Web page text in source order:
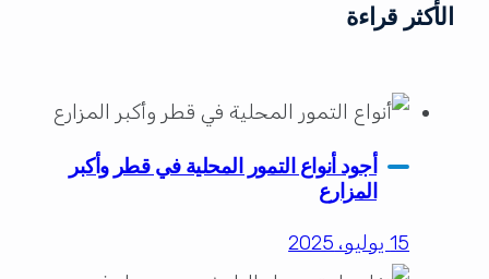
الأكثر قراءة
أجود أنواع التمور المحلية في قطر وأكبر
المزارع
15 يوليو، 2025